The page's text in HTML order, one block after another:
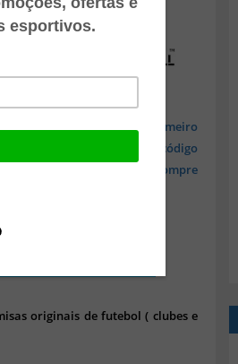
e ganhe R$ 10 no seu primeiro
de consumo, Pagar com código
faça transferências, compre
originais de futebol ( clubes e